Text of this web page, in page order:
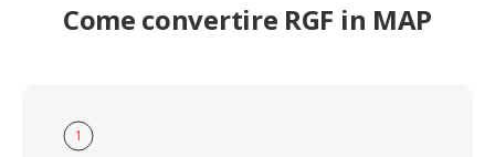
Come convertire RGF in MAP
1